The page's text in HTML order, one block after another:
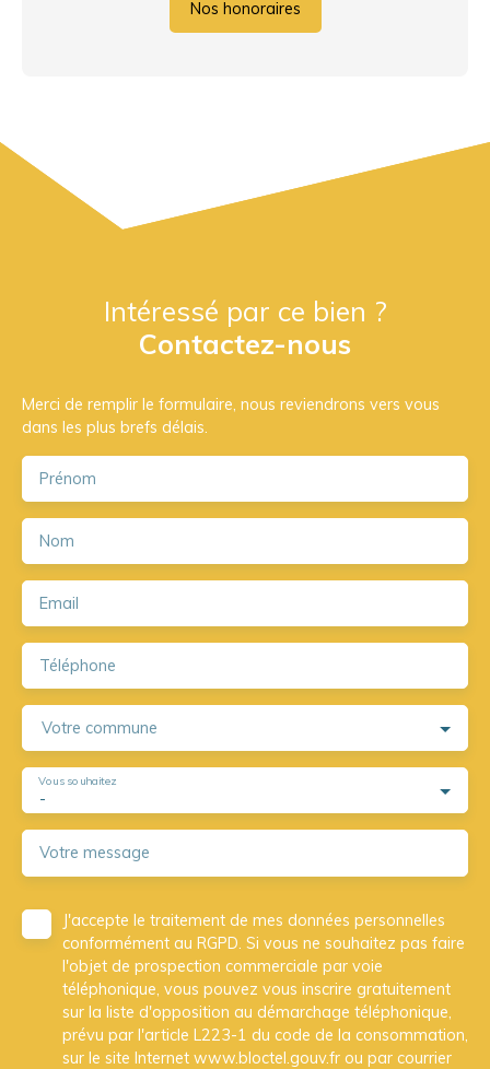
Nos honoraires
Intéressé par ce bien ?
Contactez-nous
Merci de remplir le formulaire, nous reviendrons vers vous
dans les plus brefs délais.
Prénom
Nom
Email
Téléphone
Votre commune
-
Vous souhaitez
Votre message
J'accepte le traitement de mes données personnelles
conformément au RGPD. Si vous ne souhaitez pas faire
l'objet de prospection commerciale par voie
téléphonique, vous pouvez vous inscrire gratuitement
sur la liste d'opposition au démarchage téléphonique,
prévu par l'article L223-1 du code de la consommation,
sur le site Internet www.bloctel.gouv.fr ou par courrier